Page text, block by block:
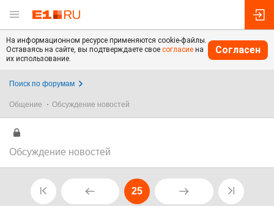
На информационном ресурсе применяются cookie-файлы.
Оставаясь на сайте, вы подтверждаете свое согласие на
их использование.
Согласен
Поиск по форумам
Общение Обсуждение новостей
Обсуждение новостей
25